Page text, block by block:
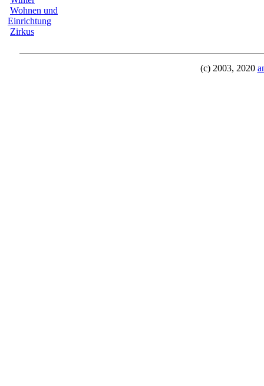
Wohnen und
Einrichtung
Zirkus
(c) 2003, 2020